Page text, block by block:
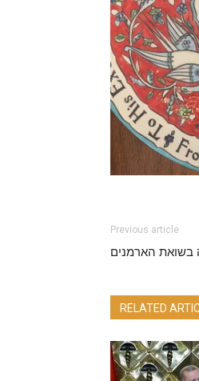
Previous article
בשואת הארמנים
RELATED